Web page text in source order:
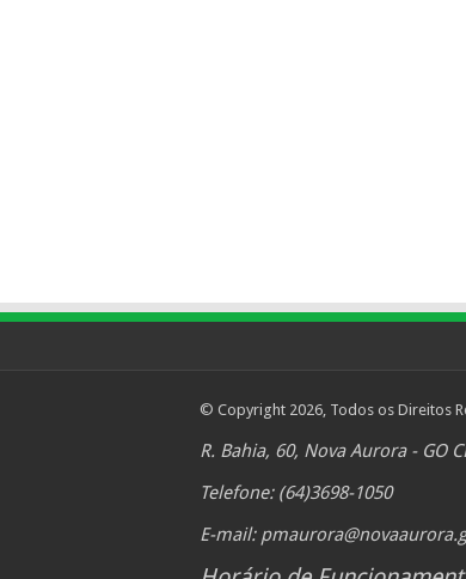
© Copyright 2026, Todos os Direitos
R. Bahia, 60, Nova Aurora - GO
Telefone: (64)3698-1050
E-mail: